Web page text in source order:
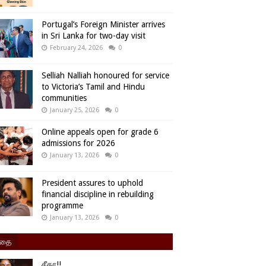
Portugal’s Foreign Minister arrives
in Sri Lanka for two-day visit
February 24, 2026 0
Selliah Nalliah honoured for service
to Victoria’s Tamil and Hindu
communities
January 25, 2026 0
Online appeals open for grade 6
admissions for 2026
January 13, 2026 0
President assures to uphold
financial discipline in rebuilding
programme
January 13, 2026 0